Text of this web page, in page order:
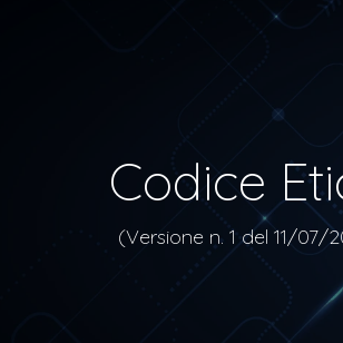
Codice
(Versione n. 1 del 11/07/